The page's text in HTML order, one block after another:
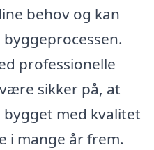
behov og kan
professionelle
sikker på, at
med kvalitet
i mange år frem.